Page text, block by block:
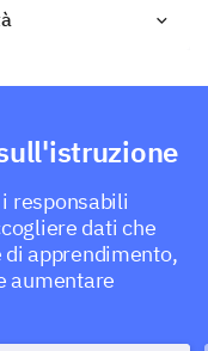
responsabili
dati che
apprendimento,
aumentare